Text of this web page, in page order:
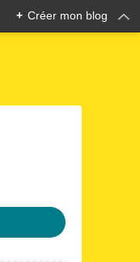
+ Créer mon blog